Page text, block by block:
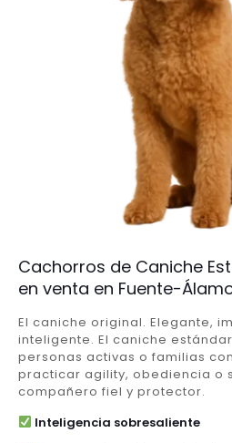
Cachorros de Caniche
en venta en Fuente-
El caniche original. Elegante,
inteligente. El caniche
personas activas o familias
practicar agility, obediencia o
compañero fiel y protector.
Inteligencia sobresaliente